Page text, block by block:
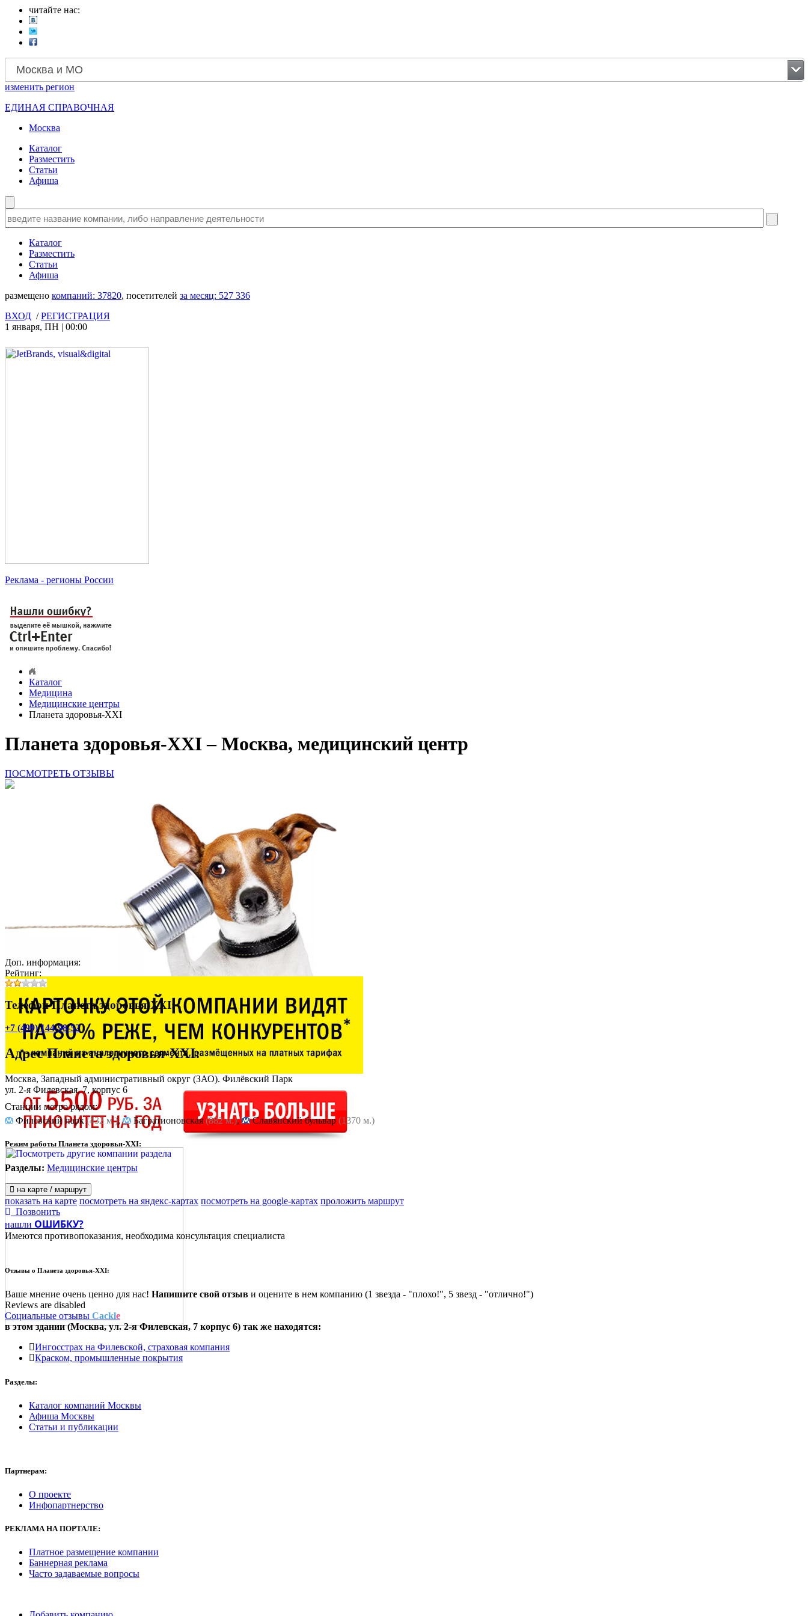
читайте нас:
Москва и МО
изменить регион
ЕДИНАЯ СПРАВОЧНАЯ
Москва
Каталог
Разместить
Статьи
Афиша
Каталог
Разместить
Статьи
Афиша
размещено компаний: 37820, посетителей за месяц: 527 336
ВХОД /РЕГИСТРАЦИЯ
1 января, ПН | 00:00
Реклама - регионы России
Каталог
Медицина
Медицинские центры
Планета здоровья-XXI
Планета здоровья-XXI – Москва, медицинский центр
ПОСМОТРЕТЬ ОТЗЫВЫ
Доп. информация:
Рейтинг:
Телефон Планета здоровья-XXI:
+7 (499) 144-98-52
АдресПланета здоровья-XXI:
Москва, Западный административный округ (ЗАО). Филёвский Парк
ул. 2-я Филевская, 7, корпус 6
Станции метро рядом:
Филевский парк(432 м.), Багратионовская (882 м.), Славянский бульвар (1370 м.)
Режим работы Планета здоровья-XXI:
Разделы: Медицинские центры
на карте / маршрут
показать на карте посмотреть на яндекс-картах посмотреть на google-картах проложить маршрут
Позвонить
нашли ОШИБКУ?
Имеются противопоказания, необходима консультация специалиста
Отзывы о Планета здоровья-XXI:
Ваше мнение очень ценно для нас! Напишите свой отзыв и оцените в нем компанию (1 звезда - "плохо!", 5 звезд - "отлично!")
Reviews are disabled
Социальные отзывы Cackle
в этом здании (Москва,ул. 2-я Филевская, 7 корпус 6) так же находятся:
Ингосстрах на Филевской, страховая компания
Краском, промышленные покрытия
Разделы:
Каталог компаний Москвы
Афиша Москвы
Статьи и публикации
Партнерам:
О проекте
Инфопартнерство
РЕКЛАМАНА ПОРТАЛЕ:
Платное размещение компании
Баннерная реклама
Часто задаваемые вопросы